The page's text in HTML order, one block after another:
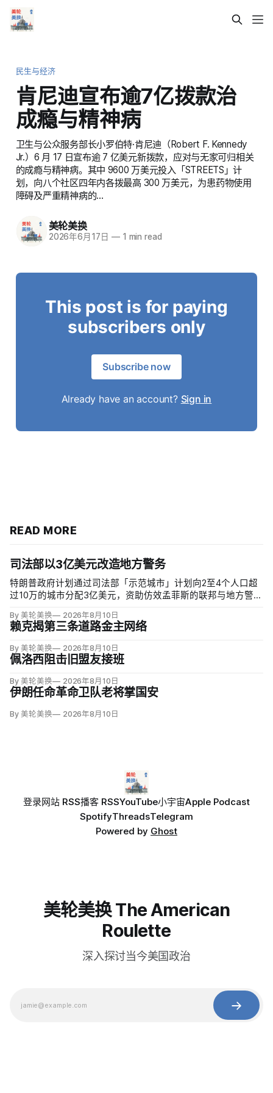
民生与经济
肯尼迪宣布逾7亿拨款治
成瘾与精神病
卫生与公众服务部长小罗伯特·肯尼迪（Robert F. Kennedy
Jr.）6 月 17 日宣布逾 7 亿美元新拨款，应对与无家可归相关
的成瘾与精神病。其中 9600 万美元投入「STREETS」计
划，向八个社区四年内各拨最高 300 万美元，为患药物使用
障碍及严重精神病的…
美轮美换
2026年6月17日 —1 min read
This post is for paying
subscribers only
Subscribe now
Already have an account? Sign in
READ MORE
司法部以3亿美元改造地方警务
特朗普政府计划通过司法部「示范城市」计划向2至4个人口超
过10万的城市分配3亿美元，资助仿效孟菲斯的联邦与地方警力
游荡和强制治疗等政策，并预先同意在暴力犯罪或「公共骚
乱」激增时偿还未来联邦介入成本。
By 美轮美换 2026年8月10日
赖克揭第三条道路金主网络
By 美轮美换 2026年8月10日
佩洛西阻击旧盟友接班
By 美轮美换 2026年8月10日
伊朗任命革命卫队老将掌国安
By 美轮美换 2026年8月10日
登录网站 RSS播客 RSSYouTube小宇宙Apple Podcast
SpotifyThreadsTelegram
Powered by Ghost
美轮美换 The American
Roulette
深入探讨当今美国政治